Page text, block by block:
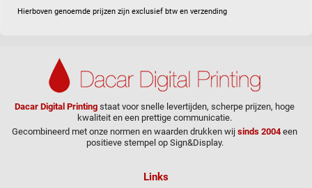
Hierboven genoemde prijzen zijn exclusief btw en verzending
Dacar Digital Printing staat voor snelle levertijden, scherpe prijzen, hoge
kwaliteit en een prettige communicatie.
Gecombineerd met onze normen en waarden drukken wij sinds 2004een
positieve stempel op Sign&Display.
Links